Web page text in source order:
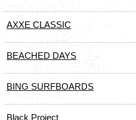
AXXE CLASSIC
BEACHED DAYS
BING SURFBOARDS
Black Project